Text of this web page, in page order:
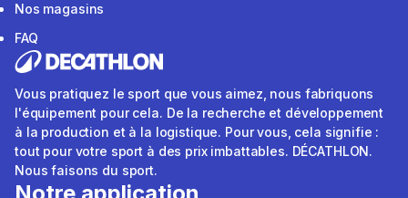
Nos magasins
FAQ
Vous pratiquez le sport que vous aimez, nous fabriquons
l'équipement pour cela. De la recherche et développement
à la production et à la logistique. Pour vous, cela signifie :
tout pour votre sport à des prix imbattables. DÉCATHLON.
Nous faisons du sport.